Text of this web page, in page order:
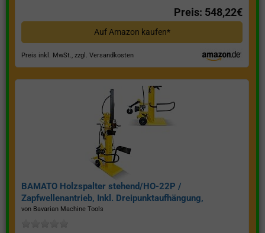
Preis: 548,22€
Auf Amazon kaufen*
Preis inkl. MwSt., zzgl. Versandkosten
BAMATO Holzspalter stehend/HO-22P /
Zapfwellenantrieb, Inkl. Dreipunktaufhängung,
Spaltkraft 22 Tonnen*
von Bavarian Machine Tools